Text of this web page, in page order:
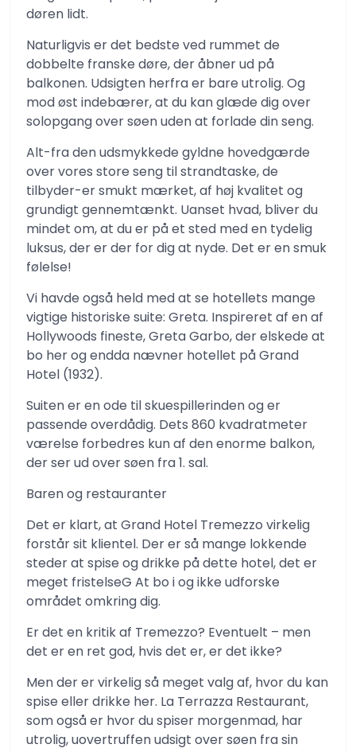
døren lidt.
Naturligvis er det bedste ved rummet de
dobbelte franske døre, der åbner ud på
balkonen. Udsigten herfra er bare utrolig. Og
mod øst indebærer, at du kan glæde dig over
solopgang over søen uden at forlade din seng.
Alt-fra den udsmykkede gyldne hovedgærde
over vores store seng til strandtaske, de
tilbyder-er smukt mærket, af høj kvalitet og
grundigt gennemtænkt. Uanset hvad, bliver du
mindet om, at du er på et sted med en tydelig
luksus, der er der for dig at nyde. Det er en smuk
følelse!
Vi havde også held med at se hotellets mange
vigtige historiske suite: Greta. Inspireret af en af ​​
Hollywoods fineste, Greta Garbo, der elskede at
bo her og endda nævner hotellet på Grand
Hotel (1932).
Suiten er en ode til skuespillerinden og er
passende overdådig. Dets 860 kvadratmeter
værelse forbedres kun af den enorme balkon,
der ser ud over søen fra 1. sal.
Baren og restauranter
Det er klart, at Grand Hotel Tremezzo virkelig
forstår sit klientel. Der er så mange lokkende
steder at spise og drikke på dette hotel, det er
meget fristelseG At bo i og ikke udforske
området omkring dig.
Er det en kritik af Tremezzo? Eventuelt – men
det er en ret god, hvis det er, er det ikke?
Men der er virkelig så meget valg af, hvor du kan
spise eller drikke her. La Terrazza Restaurant,
som også er hvor du spiser morgenmad, har
utrolig, uovertruffen udsigt over søen fra sin